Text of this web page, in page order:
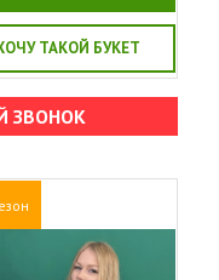
ТАКОЙ БУКЕТ
ЗВОНОК